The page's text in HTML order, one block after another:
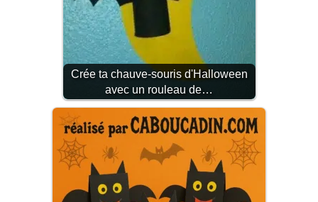
Crée ta chauve-souris d'Halloween
avec un rouleau de…